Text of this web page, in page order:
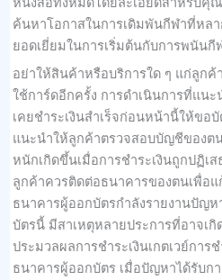
ค้นหาโอกาสในการเดิมพันกีฬาที่หล
ยอดเยี่ยมในการเริ่มต้นกับการพนัน
อย่าให้สินค้าหรือบริการใด ๆ แก่ลูกค้
ใช้การ์ดอีกครั้ง การดำเนินการที่แน
เคยชำระเงินสำเร็จก่อนหน้านี้ให้ขอ
แนะนำให้ลูกค้าตรวจสอบบัญชีของต
หนักเกิดขึ้นเมื่อการชำระเงินถูกปฏิเ
ลูกค้าควรติดต่อธนาคารของตนเพื่อ
ธนาคารผู้ออกบัตรกำลังรายงานปัญ
บัตรนี้ มีสาเหตุหลายประการที่อาจเ
ประมวลผลการชำระเงินเกตเวย์การ
ธนาคารผู้ออกบัตร เมื่อปัญหาได้รับก